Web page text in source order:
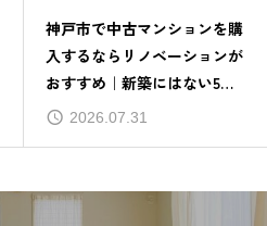
神戸市で中古マンションを購
入するならリノベーションが
おすすめ｜新築にはない5つ
の魅力を解説
2026.07.31